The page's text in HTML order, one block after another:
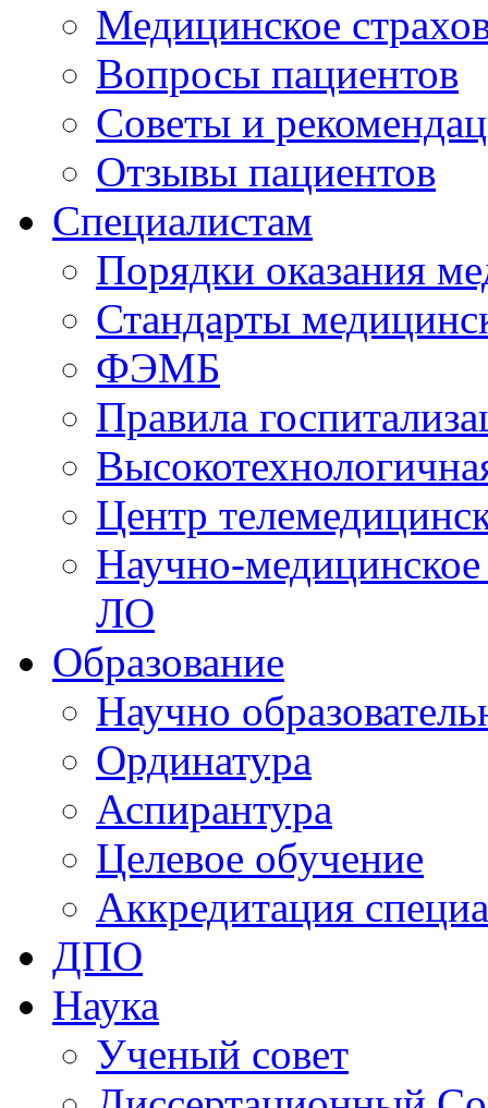
Медицинское
Вопросы пациентов
Советы и
Отзывы пациентов
Специалистам
Порядки оказания
Стандарты
ФЭМБ
Правила
Центр
Научно-
ЛО
Образование
Научно
Ординатура
Аспирантура
Целевое обучение
Аккредитация
ДПО
Наука
Ученый совет